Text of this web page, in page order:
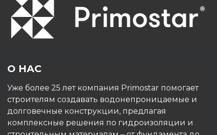
О НАС
Уже более 25 лет компания Primostar помогает
строителям создавать водонепроницаемые и
долговечные конструкции, предлагая
комплексные решения по гидроизоляции и